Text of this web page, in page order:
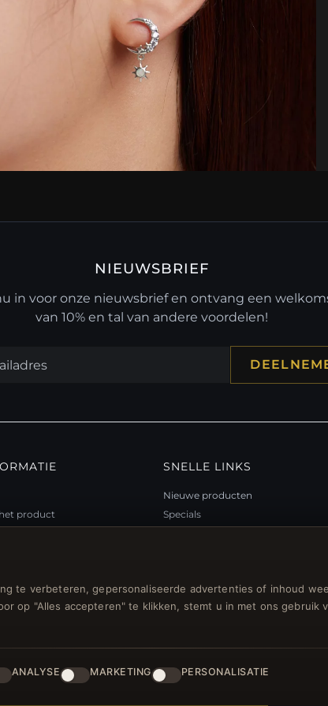
te verbeteren, gepersonaliseerde advertenties of inhoud
op "Alles accepteren" te klikken, stemt u in met ons gebruik
ANALYSE MARKETING PERSONALISATIE
NIEUWSBRIEF
in voor onze nieuwsbrief en ontvang een
van 10% en tal van andere voordelen!
product
nieuwsbrief
SNELLE LINKS
Nieuwe producten
Specials